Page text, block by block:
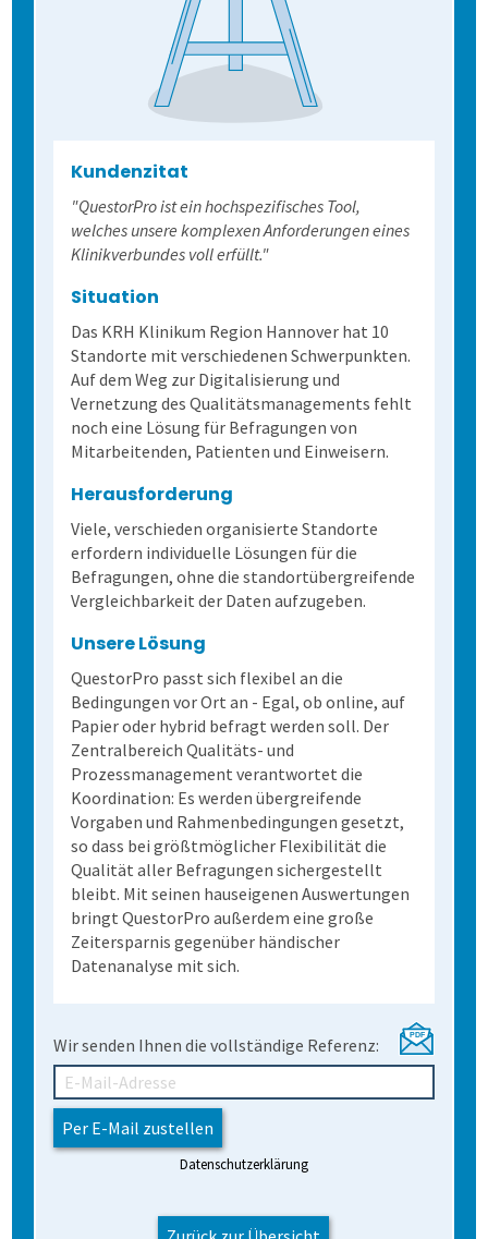
Kundenzitat
"QuestorPro ist ein hochspezifisches Tool,
welches unsere komplexen Anforderungen eines
Klinikverbundes voll erfüllt."
Situation
Das KRH Klinikum Region Hannover hat 10
Standorte mit verschiedenen Schwerpunkten.
Auf dem Weg zur Digitalisierung und
Vernetzung des Qualitätsmanagements fehlt
noch eine Lösung für Befragungen von
Mitarbeitenden, Patienten und Einweisern.
Herausforderung
Viele, verschieden organisierte Standorte
erfordern individuelle Lösungen für die
Befragungen, ohne die standortübergreifende
Vergleichbarkeit der Daten aufzugeben.
Unsere Lösung
QuestorPro passt sich flexibel an die
Bedingungen vor Ort an - Egal, ob online, auf
Papier oder hybrid befragt werden soll. Der
Zentralbereich Qualitäts- und
Prozessmanagement verantwortet die
Koordination: Es werden übergreifende
Vorgaben und Rahmenbedingungen gesetzt,
so dass bei größtmöglicher Flexibilität die
Qualität aller Befragungen sichergestellt
bleibt. Mit seinen hauseigenen Auswertungen
bringt QuestorPro außerdem eine große
Zeitersparnis gegenüber händischer
Datenanalyse mit sich.
Wir senden Ihnen die vollständige Referenz:
Datenschutzerklärung